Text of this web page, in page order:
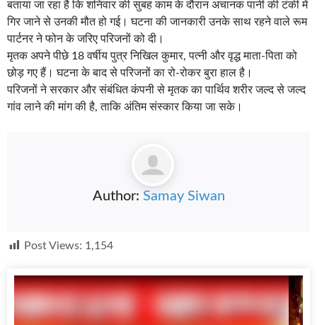
बताया जा रहा है कि शनिवार की सुबह काम के दौरान अचानक पानी की टंकी में
गिर जाने से उनकी मौत हो गई। घटना की जानकारी उनके साथ रहने वाले रूम
पार्टनर ने फोन के जरिए परिजनों को दी।
मृतक अपने पीछे 18 वर्षीय पुत्र निखिल कुमार, पत्नी और वृद्ध माता-पिता को
छोड़ गए हैं। घटना के बाद से परिजनों का रो-रोकर बुरा हाल है।
परिजनों ने सरकार और संबंधित कंपनी से मृतक का पार्थिव शरीर जल्द से जल्द
गांव लाने की मांग की है, ताकि अंतिम संस्कार किया जा सके।
Author: Samay Siwan
Post Views: 1,154